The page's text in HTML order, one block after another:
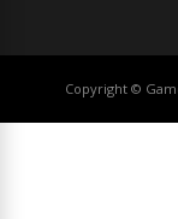
Copyright ©